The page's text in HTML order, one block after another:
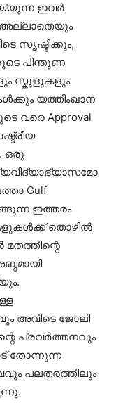
ഇവർ
അല്ലാതെയും
സൃഷ്ടിക്കും,
പിന്തുണ
സ്കൂളുകളും
യത്തീംഖാന
വരെ Approval
ഒരു
Gulf
ഇത്തരം
തൊഴിൽ
അവിടെ ജോലി
പ്രവർത്തനവും
തോന്നുന്ന
പലതരത്തിലും